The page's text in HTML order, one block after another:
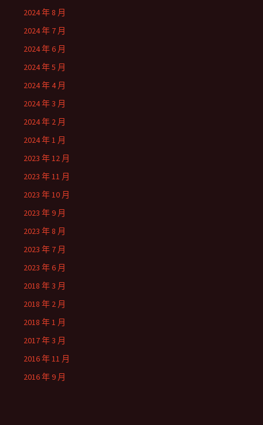
2024 年 8 月
2024 年 7 月
2024 年 6 月
2024 年 5 月
2024 年 4 月
2024 年 3 月
2024 年 2 月
2024 年 1 月
2023 年 12 月
2023 年 11 月
2023 年 10 月
2023 年 9 月
2023 年 8 月
2023 年 7 月
2023 年 6 月
2018 年 3 月
2018 年 2 月
2018 年 1 月
2017 年 3 月
2016 年 11 月
2016 年 9 月